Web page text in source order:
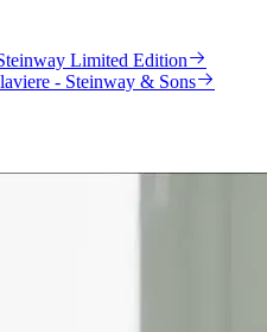
Limited Edition
- Steinway & Sons